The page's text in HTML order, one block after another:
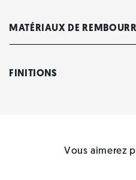
MATÉRIAUX DE
FINITIONS
Vous aimerez